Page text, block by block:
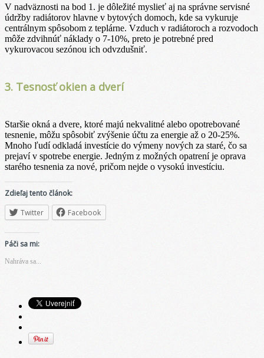
V nadväznosti na bod 1. je dôležité myslieť aj na správne servisné
údržby radiátorov hlavne v bytových domoch, kde sa vykuruje
centrálnym spôsobom z teplárne. Vzduch v radiátoroch a rozvodoch
môže zdvihnúť náklady o 7-10%, preto je potrebné pred
vykurovacou sezónou ich odvzdušniť.
3. Tesnosť okien a dverí
Staršie okná a dvere, ktoré majú nekvalitné alebo opotrebované
tesnenie, môžu spôsobiť zvýšenie účtu za energie až o 20-25%.
Mnoho ľudí odkladá investície do výmeny nových za staré, čo sa
prejaví v spotrebe energie. Jedným z možných opatrení je oprava
starého tesnenia za nové, pričom nejde o vysokú investíciu.
Zdieľaj tento článok:
Twitter
Facebook
Páči sa mi:
Nahráva sa...